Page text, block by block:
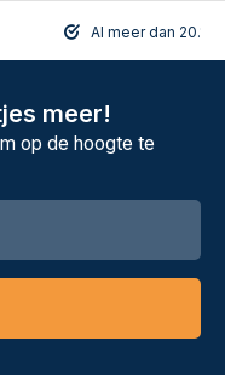
Al meer dan
meer!
op de hoogte te